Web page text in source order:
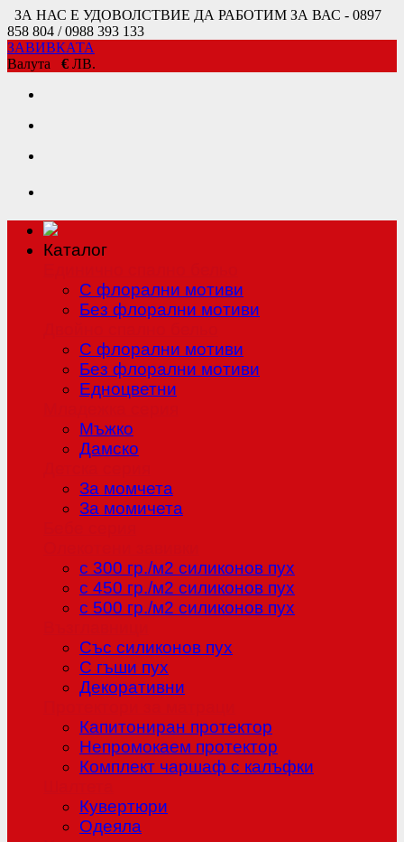
ЗА НАС Е УДОВОЛСТВИЕ ДА РАБОТИМ ЗА ВАС - 0897
858 804 / 0988 393 133
ЗАВИВКАТА
Валута € ЛВ.
Каталог
С флорални мотиви
Без флорални мотиви
С флорални мотиви
Без флорални мотиви
Едноцветни
Мъжко
Дамско
За момчета
За момичета
с 300 гр./м2 силиконов пух
с 450 гр./м2 силиконов пух
с 500 гр./м2 силиконов пух
Със силиконов пух
С гъши пух
Декоративни
Капитониран протектор
Непромокаем протектор
Комплект чаршаф с калъфки
Кувертюри
Одеяла